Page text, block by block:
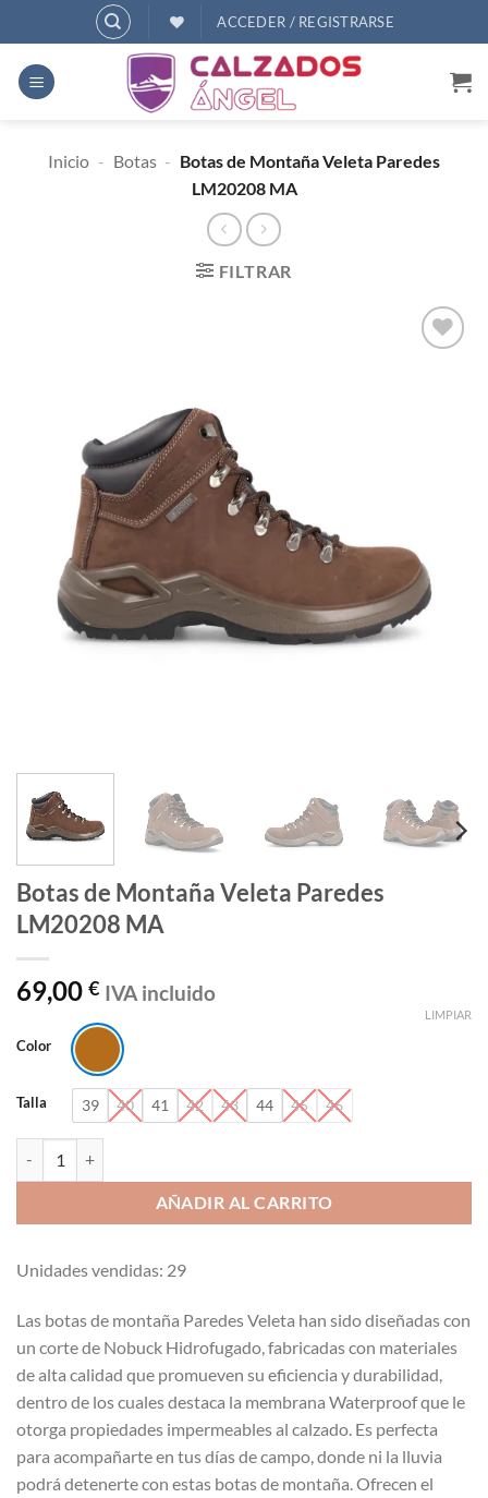
al
contenido
ACCEDER / REGISTRARSE
Inicio - Botas - Botas de Montaña Veleta Paredes
LM20208 MA
FILTRAR
Botas de Montaña Veleta Paredes
LM20208 MA
69,00 € IVA incluido
Color
Talla 39 40 41 42 43 44 45 46
LIMPIAR
AÑADIR AL CARRITO
Unidades vendidas: 29
Las botas de montaña Paredes Veleta han sido diseñadas con
un corte de Nobuck Hidrofugado, fabricadas con materiales
de alta calidad que promueven su eficiencia y durabilidad,
dentro de los cuales destaca la membrana Waterproof que le
otorga propiedades impermeables al calzado. Es perfecta
para acompañarte en tus días de campo, donde ni la lluvia
podrá detenerte con estas botas de montaña. Ofrecen el